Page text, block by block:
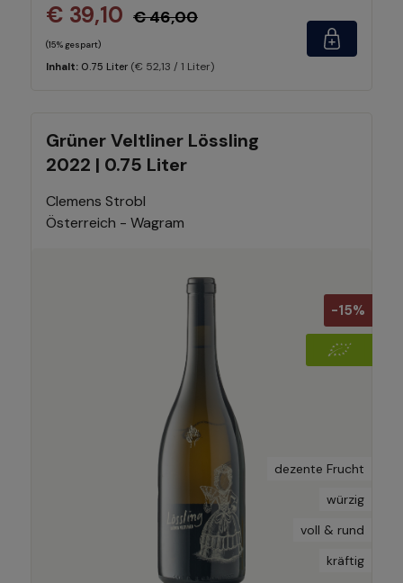
€ 39,10 € 46,00
(15% gespart)
Inhalt: 0.75 Liter (€ 52,13 / 1 Liter)
Grüner Veltliner Lössling
2022 | 0.75 Liter
Clemens Strobl
Österreich - Wagram
-15%
dezente Frucht
würzig
voll & rund
kräftig